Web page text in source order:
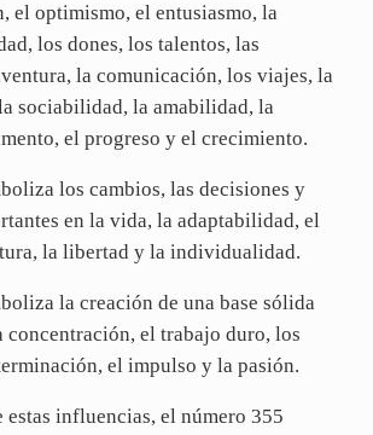
el optimismo, el entusiasmo, la
los dones, los talentos, las
la comunicación, los viajes, la
sociabilidad, la amabilidad, la
el progreso y el crecimiento.
los cambios, las decisiones y
en la vida, la adaptabilidad, el
la libertad y la individualidad.
la creación de una base sólida
concentración, el trabajo duro, los
el impulso y la pasión.
estas influencias, el número 355